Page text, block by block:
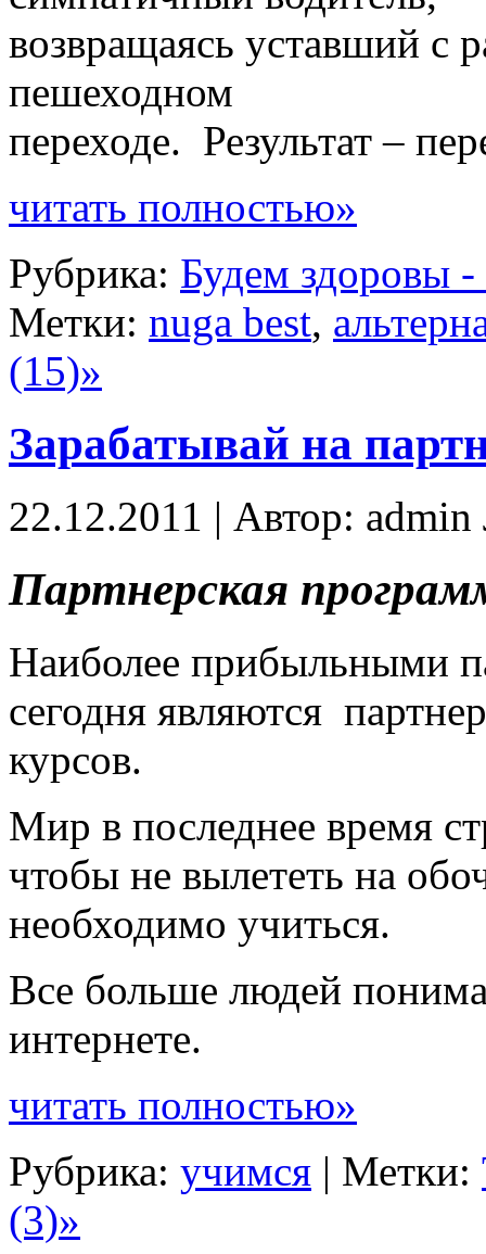
возвращаясь уставший с
пешеходном
переходе. Результат –
читать полностью»
Рубрика: Будем здоровы -
Метки: nuga best,
(15)»
Зарабатывай на
22.12.2011 | Автор:
Партнерская
Наиболее прибыльными
сегодня являются
курсов.
Мир в последнее время
чтобы не вылететь на
необходимо учиться.
Все больше людей
интернете.
читать полностью»
Рубрика: учимся | Метки:
(3)»